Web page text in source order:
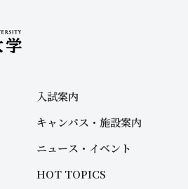
入試案内
キャンパス・施設案内
ニュース・イベント
HOT TOPICS